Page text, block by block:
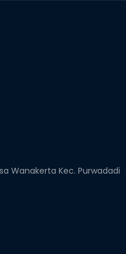
Wanakerta Kec. Purwadadi